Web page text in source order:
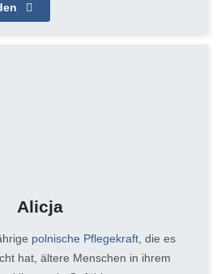
Alicja
polnische Pflegekraft, die es
hat, ältere Menschen in ihrem